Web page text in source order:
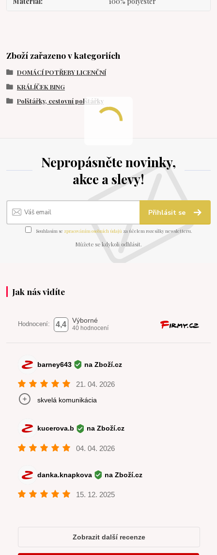
Zboží zařazeno v kategoriích
DOMÁCÍ POTŘEBY LICENČNÍ
KRÁLÍČEK BING
Polštářky, cestovní polštářky
Nepropásněte novinky,
akce a slevy!
Přihlásit se
Souhlasím se zpracováním osobních údajů za účelem rozesílky newsletteru.
Můžete se kdykoli odhlásit.
Jak nás vidíte